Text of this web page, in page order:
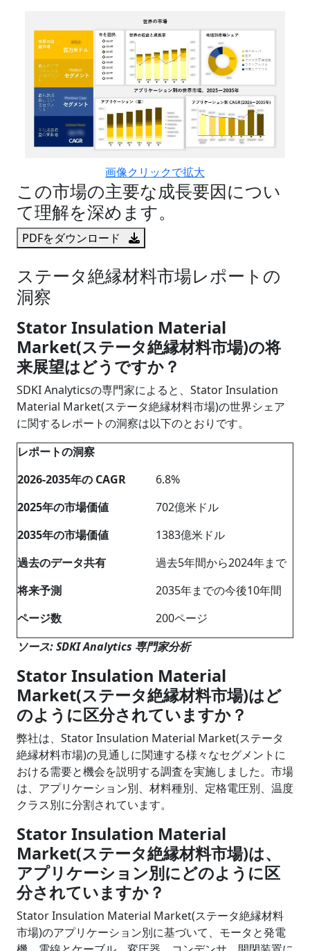
画像クリックで拡大
この市場の主要な成長要因につい
て理解を深めます。
PDFをダウンロード
ステータ絶縁材料市場レポートの
洞察
Stator Insulation Material
Market(ステータ絶縁材料市場)の将
来展望はどうですか？
SDKI Analyticsの専門家によると、Stator Insulation
Material Market(ステータ絶縁材料市場)の世界シェア
に関するレポートの洞察は以下のとおりです。
レポートの洞察
2026-2035年の CAGR
6.8%
2025年の市場価値
702億米ドル
2035年の市場価値
1383億米ドル
過去のデータ共有
過去5年間から2024年まで
将来予測
2035年までの今後10年間
ページ数
200ページ
ソース: SDKI Analytics 専門家分析
Stator Insulation Material
Market(ステータ絶縁材料市場)はど
のように区分されていますか？
弊社は、Stator Insulation Material Market(ステータ
絶縁材料市場)の見通しに関連する様々なセグメントに
おける需要と機会を説明する調査を実施しました。市場
は、アプリケーション別、材料種別、定格電圧別、温度
クラス別に分割されています。
Stator Insulation Material
Market(ステータ絶縁材料市場)は、
アプリケーション別にどのように区
分されていますか？
Stator Insulation Material Market(ステータ絶縁材料
市場)のアプリケーション別に基づいて、モータと発電